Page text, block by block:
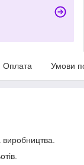
Оплата Умови